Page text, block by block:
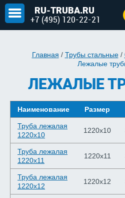
RU-TRUBA.RU
+7 (495) 120-22-21
Главная / Трубы стальные/
Лежалые
ЛЕЖАЛЫЕ
Наименование Размер
Труба лежалая
1220х10
1220х10
Труба лежалая
1220х11
1220х11
Труба лежалая
1220х12
1220х12